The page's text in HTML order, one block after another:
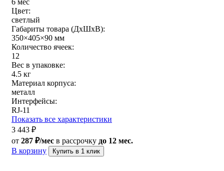
6 мес
Цвет:
светлый
Габариты товара (ДxШxВ):
350×405×90 мм
Количество ячеек:
12
Вес в упаковке:
4.5 кг
Материал корпуса:
металл
Интерфейсы:
RJ-11
Показать все характеристики
3 443 ₽
от 287 ₽/мес в рассрочку до 12 мес.
В корзину
Купить в 1 клик